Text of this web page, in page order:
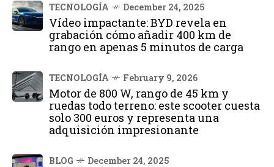
TECNOLOGÍA December 24, 2025
Vídeo impactante: BYD revela en
grabación cómo añadir 400 km de
rango en apenas 5 minutos de carga
TECNOLOGÍA February 9, 2026
Motor de 800 W, rango de 45 km y
ruedas todo terreno: este scooter cuesta
solo 300 euros y representa una
adquisición impresionante
BLOG December 24, 2025